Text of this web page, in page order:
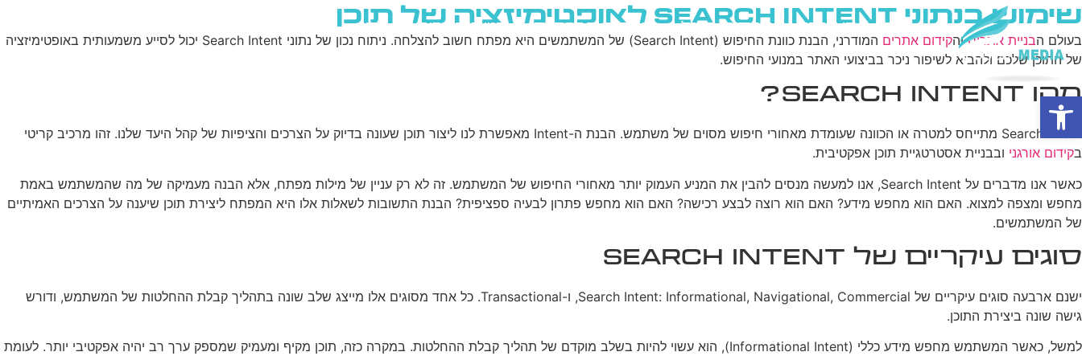
פתח סרגל נגישות
בית מי אנחנו פרסום בגוגל רשתות חברתיות בניית אתרים בלוג שימוש בנתוני Search Intent לאופטימיזציה של תוכן
בעולם הבניית אתריםוהקידום אתרים
המודרני, הבנת כוונת החיפוש (Search Intent) של המשתמשים היא מפתח חשוב להצלחה. ניתוח נכון של נתוני Search Intent יכול לסייע משמעותית באופטימיזציה
של התוכן שלכם ולהביא לשיפור ניכר בביצועי האתר במנועי החיפוש.
מהו Search Intent?
Search Intent מתייחס למטרה או הכוונה שעומדת מאחורי חיפוש מסוים של משתמש. הבנת ה-Intent מאפשרת לנו ליצור תוכן שעונה בדיוק על הצרכים והציפיות של קהל היעד שלנו. זהו מרכיב קריטי
בקידום אורגני ובבניית אסטרטגיית תוכן אפקטיבית.
כאשר אנו מדברים על Search Intent, אנו למעשה מנסים להבין את המניע העמוק יותר מאחורי החיפוש של המשתמש. זה לא רק עניין של מילות מפתח, אלא הבנה מעמיקה של מה שהמשתמש באמת
מחפש ומצפה למצוא. האם הוא מחפש מידע? האם הוא רוצה לבצע רכישה? האם הוא מחפש פתרון לבעיה ספציפית? הבנת התשובות לשאלות אלו היא המפתח ליצירת תוכן שיענה על הצרכים האמיתיים
של המשתמשים.
סוגים עיקריים של Search Intent
ישנם ארבעה סוגים עיקריים של Search Intent: Informational, Navigational, Commercial, ו-Transactional. כל אחד מסוגים אלו מייצג שלב שונה בתהליך קבלת ההחלטות של המשתמש, ודורש
גישה שונה ביצירת התוכן.
למשל, כאשר המשתמש מחפש מידע כללי (Informational Intent), הוא עשוי להיות בשלב מוקדם של תהליך קבלת ההחלטות. במקרה כזה, תוכן מקיף ומעמיק שמספק ערך רב יהיה אפקטיבי יותר. לעומת